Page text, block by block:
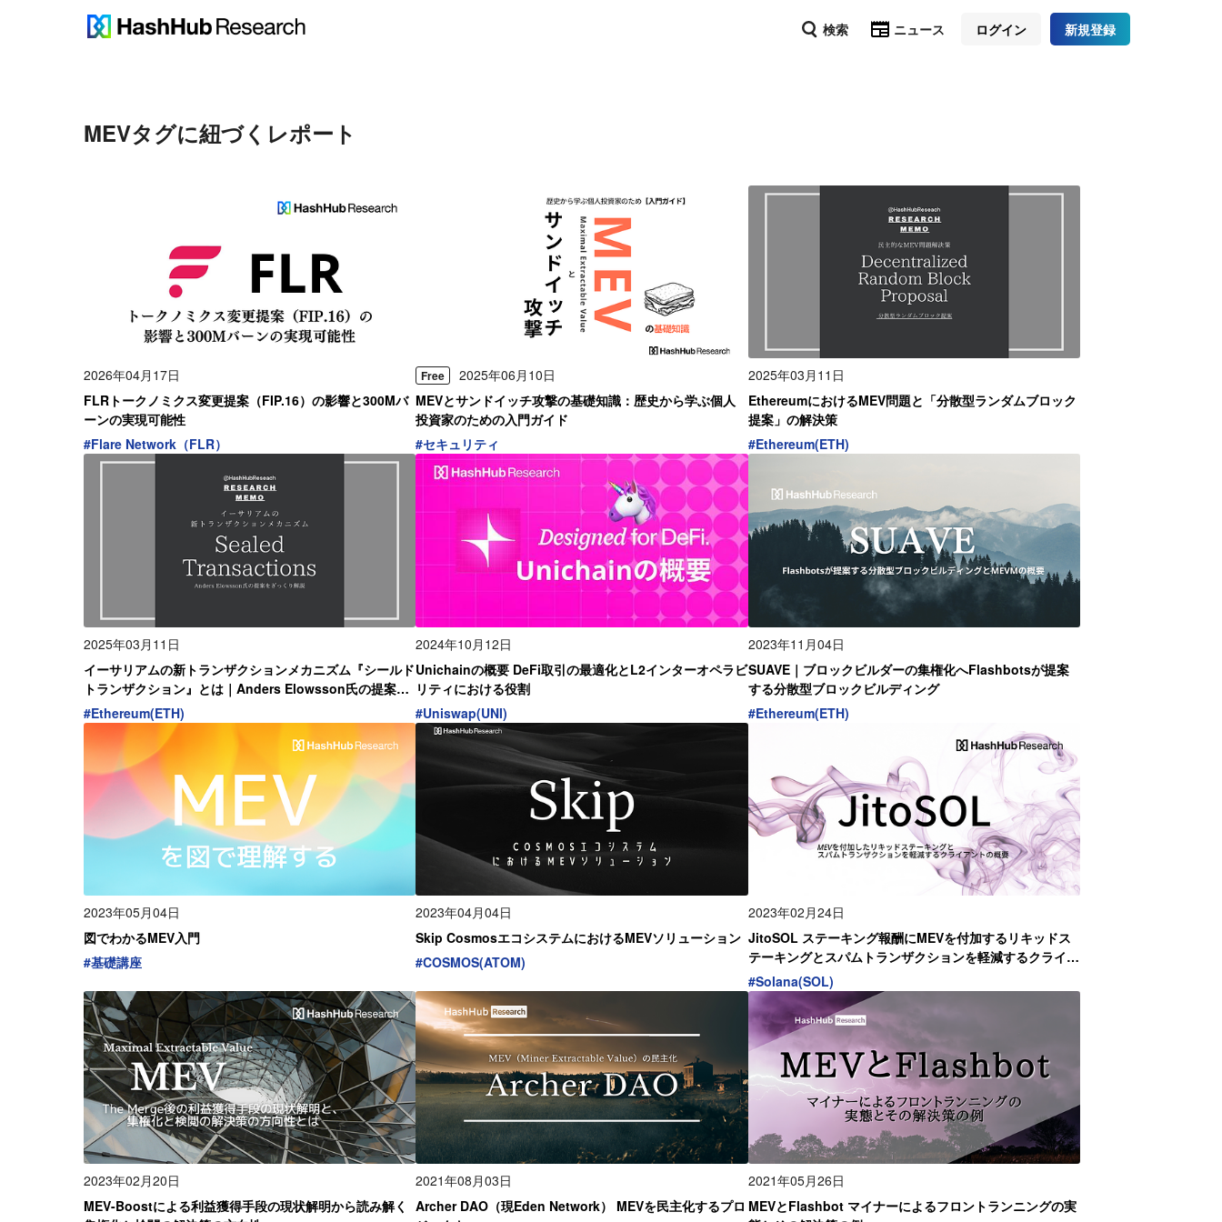
検索 ニュース ログイン 新規登録
MEVタグに紐づくレポート
2026年04月17日
FLRトークノミクス変更提案（FIP.16）の影響と300Mバ
ーンの実現可能性
#Flare Network（FLR）
Free
2025年06月10日
MEVとサンドイッチ攻撃の基礎知識：歴史から学ぶ個人
投資家のための入門ガイド
#セキュリティ
2025年03月11日
EthereumにおけるMEV問題と「分散型ランダムブロック
提案」の解決策
#Ethereum(ETH)
2025年03月11日
イーサリアムの新トランザクションメカニズム『シールド
トランザクション』とは｜Anders Elowsson氏の提案を
解説
#Ethereum(ETH)
2024年10月12日
Unichainの概要 DeFi取引の最適化とL2インターオペラビ
リティにおける役割
#Uniswap(UNI)
2023年11月04日
SUAVE｜ブロックビルダーの集権化へFlashbotsが提案
する分散型ブロックビルディング
#Ethereum(ETH)
2023年05月04日
図でわかるMEV入門
#基礎講座
2023年04月04日
Skip CosmosエコシステムにおけるMEVソリューション
#COSMOS(ATOM)
2023年02月24日
JitoSOL ステーキング報酬にMEVを付加するリキッドス
テーキングとスパムトランザクションを軽減するクライア
ントの概要
#Solana(SOL)
2023年02月20日
MEV-Boostによる利益獲得手段の現状解明から読み解く
2021年08月03日
Archer DAO（現Eden Network） MEVを民主化するプロ
2021年05月26日
MEVとFlashbot マイナーによるフロントランニングの実